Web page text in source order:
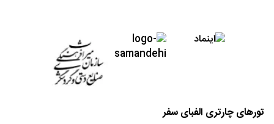
تورهای چارتری الفبای سفر